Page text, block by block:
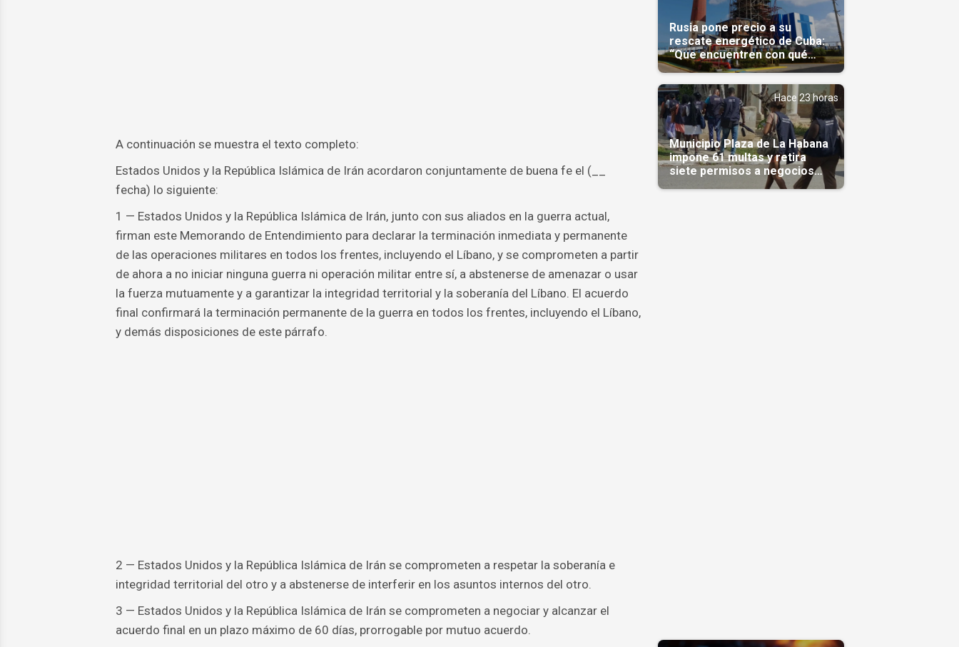
A continuación se muestra el texto completo:
Estados Unidos y la República Islámica de Irán acordaron conjuntamente de buena fe el (__
fecha) lo siguiente:
1 — Estados Unidos y la República Islámica de Irán, junto con sus aliados en la guerra actual,
firman este Memorando de Entendimiento para declarar la terminación inmediata y permanente
de las operaciones militares en todos los frentes, incluyendo el Líbano, y se comprometen a partir
de ahora a no iniciar ninguna guerra ni operación militar entre sí, a abstenerse de amenazar o usar
la fuerza mutuamente y a garantizar la integridad territorial y la soberanía del Líbano. El acuerdo
final confirmará la terminación permanente de la guerra en todos los frentes, incluyendo el Líbano,
y demás disposiciones de este párrafo.
2 — Estados Unidos y la República Islámica de Irán se comprometen a respetar la soberanía e
integridad territorial del otro y a abstenerse de interferir en los asuntos internos del otro.
3 — Estados Unidos y la República Islámica de Irán se comprometen a negociar y alcanzar el
acuerdo final en un plazo máximo de 60 días, prorrogable por mutuo acuerdo.
Rusia pone precio a su
rescate energético de Cuba:
“Que encuentren con qué
pagarnos”
Hace 23 horas
Municipio Plaza de La Habana
impone 61 multas y retira
siete permisos a negocios